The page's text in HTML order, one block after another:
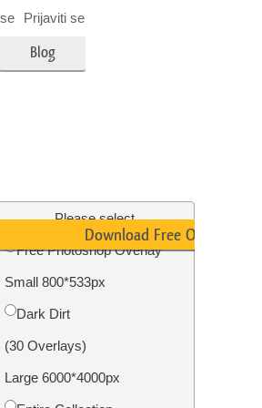
Blog
Prijaviti se
Please select
Free Photoshop Overlay
Small 800*533px
Dark Dirt
(30 Overlays)
Large 6000*4000px
Download Free Overlay